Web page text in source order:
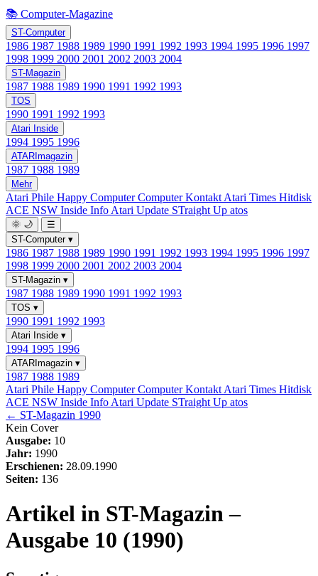
📚 Computer-Magazine
ST-Computer
1986 1987 1988 1989 1990 1991 1992 1993 1994 1995 1996 1997
1998 1999 2000 2001 2002 2003 2004
ST-Magazin
1987 1988 1989 1990 1991 1992 1993
TOS
1990 1991 1992 1993
Atari Inside
1994 1995 1996
ATARImagazin
1987 1988 1989
Mehr
Atari Phile Happy ComputerComputer Kontakt Atari Times Hitdisk
ACE NSW Inside Info Atari Update STraight Up atos
🌞 🌙
☰
ST-Computer ▾
1986 1987 1988 1989 1990 1991 1992 1993 1994 1995 1996 1997
1998 1999 2000 2001 2002 2003 2004
ST-Magazin ▾
1987 1988 1989 1990 1991 1992 1993
TOS ▾
1990 1991 1992 1993
Atari Inside ▾
1994 1995 1996
ATARImagazin ▾
1987 1988 1989
Atari Phile Happy ComputerComputer Kontakt Atari Times Hitdisk
ACE NSW Inside Info Atari Update STraight Up atos
← ST-Magazin 1990
Kein Cover
Ausgabe: 10
Jahr: 1990
Erschienen: 28.09.1990
Seiten: 136
Artikel in ST-Magazin –
Ausgabe 10 (1990)